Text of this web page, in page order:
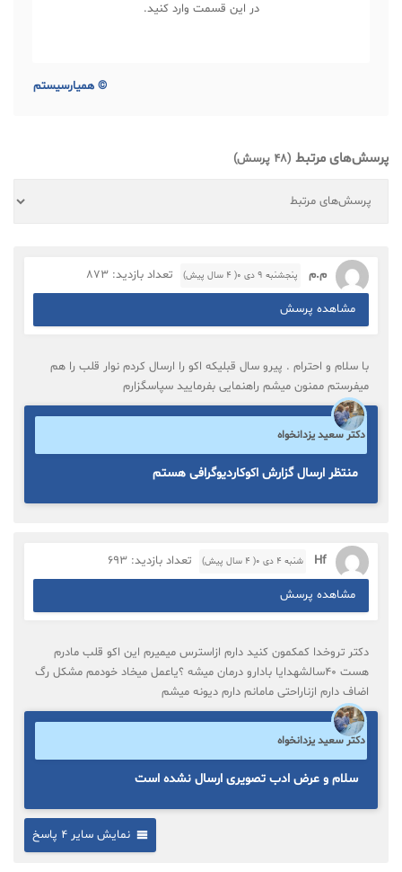
در این قسمت وارد کنید.
© همیارسیستم
پرسش‌های مرتبط (48 پرسش)
م.م پنجشنبه ۹ دی ۰( 4 سال پیش) تعداد بازدید: 873
مشاهده پرسش
با سلام و احترام . پیرو سال قبلیکه اکو را ارسال کردم نوار قلب را هم
میفرستم ممنون میشم راهنمایی بفرمایید سپاسگزارم
دکتر سعید یزدانخواه
منتظر ارسال گزارش اکوکاردیوگرافی هستم
Hf شنبه ۴ دی ۰( 4 سال پیش) تعداد بازدید: 693
مشاهده پرسش
دکتر تروخدا کمکمون کنید دارم ازاسترس میمیرم این اکو قلب مادرم
هست 40سالشهدایا بادارو درمان میشه ؟یاعمل میخاد خودمم مشکل رگ
اضاف دارم ازناراحتی مامانم دارم دیونه میشم
دکتر سعید یزدانخواه
سلام و عرض ادب تصویری ارسال نشده است
نمایش سایر 4 پاسخ